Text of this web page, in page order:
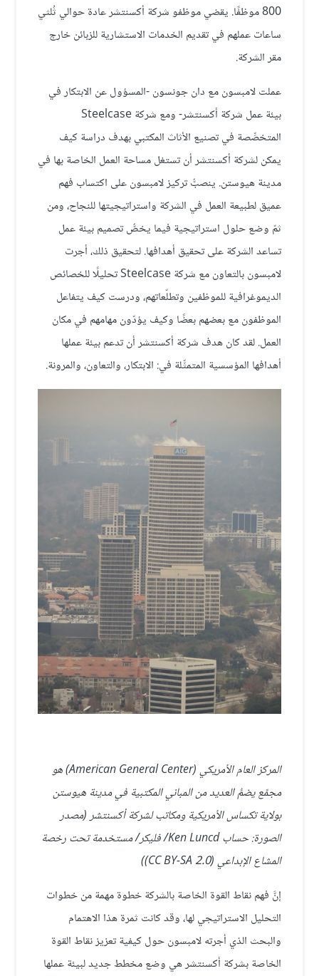
800 موظفًا. يقضي موظفو شركة أكسنتشر عادة حوالي ثُلثي
ساعات عملهم في تقديم الخدمات الاستشارية للزبائن خارج
مقر الشركة.
عملت لامبسون مع دان جونسون -المسؤول عن الابتكار في
بيئة عمل شركة أكسنتشر- ومع شركة Steelcase
المتخصِّصة في تصنيع الأثاث المكتبي بهدف دراسة كيف
يمكن لشركة أكسنتشر أن تستغل مساحة العمل الخاصة بها في
مدينة هيوستن. ينصبُّ تركيز لامبسون على اكتساب فهم
عميق لطبيعة العمل في الشركة واستراتيجيتها للنجاح، ومن
ثمّ وضع حلول استراتيجية فيما يخصُّ تصميم بيئة عمل
تساعد الشركة على تحقيق أهدافها. لتحقيق ذلك، أجرت
لامبسون بالتعاون مع شركة Steelcase تحليلًا للخصائص
الديموغرافية للموظفين وتطلّعاتهم، ودرست كيف يتفاعل
الموظفون مع بعضهم بعضًا وكيف يؤدّون مهامهم في مكان
العمل. لقد كان هدف شركة أكسنتشر أن تدعم بيئة عملها
أهدافها المؤسسية المتمثِّلة في: الابتكار، والتعاون، والمرونة.
المركز العام الأمريكي (American General Center) هو
مجمَّع يضمُّ العديد من المباني المكتبية في مدينة هيوستن
بولاية تكساس الأمريكية ومكاتب لشركة أكسنتشر (مصدر
الصورة: حساب Ken Luncd/ فليكر/ مستخدمة تحت رخصة
المشاع الإبداعي (CC BY-SA 2.0))
إنَّ فهم نقاط القوة الخاصة بالشركة خطوة مهمة من خطوات
التحليل الاستراتيجي لها، وقد كانت ثمرة هذا الاهتمام
والبحث الذي أجرته لامبسون حول كيفية تعزيز نقاط القوة
الخاصة بشركة أكسنتشر هي وضع مخطط جديد لبيئة عملها